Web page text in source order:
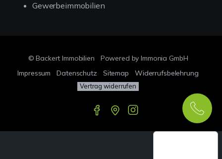
Gewerbeimmobilien
© Backert Immobilien
Powered by Immonia GmbH
Impressum
Datenschutz Sitemap Widerrufsbelehrung
Vertrag widerrufen